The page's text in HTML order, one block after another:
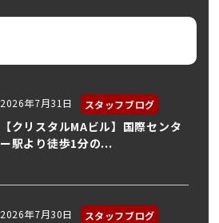
2026年7月31日 スタッフブログ
【クリスタルMAビル】国際センタ
ー駅より徒歩1分の...
2026年7月30日 スタッフブログ